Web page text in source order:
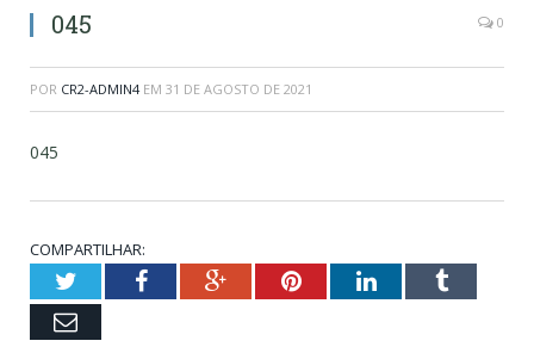
045 0
POR CR2-ADMIN4 EM 31 DE AGOSTO DE 2021
045
COMPARTILHAR:
TwitterFacebookGoogle+PinterestLinkedInTumblr
Email